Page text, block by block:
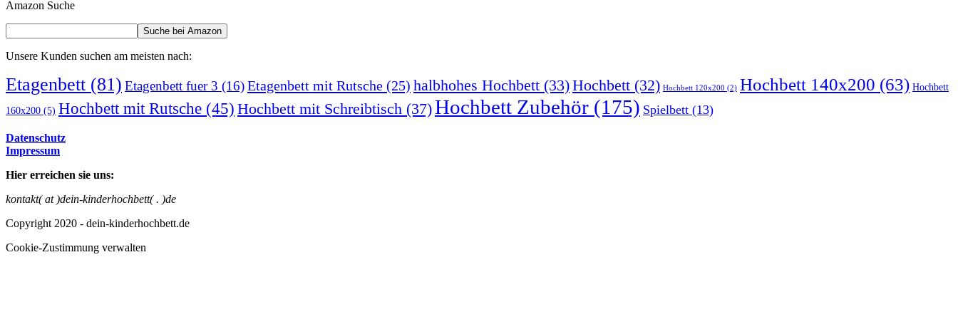
Amazon Suche
Unsere Kunden suchen am meisten nach:
Etagenbett (81) Etagenbett fuer 3 (16)Etagenbett mit Rutsche (25) halbhohes Hochbett (33)Hochbett (32) Hochbett 120x200 (2) Hochbett 140x200 (63) Hochbett
160x200 (5) Hochbett mit Rutsche (45) Hochbett mit Schreibtisch (37)Hochbett Zubehör (175) Spielbett (13)
Datenschutz
Impressum
Hier erreichen sie uns:
kontakt( at )dein-kinderhochbett( . )de
Copyright 2020 - dein-kinderhochbett.de
Cookie-Zustimmung verwalten